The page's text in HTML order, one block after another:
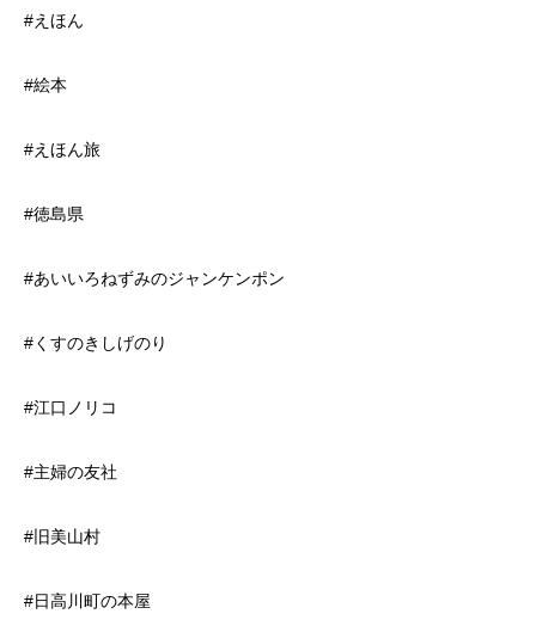
#えほん
#絵本
#えほん旅
#徳島県
#あいいろねずみのジャンケンポン
#くすのきしげのり
#江口ノリコ
#主婦の友社
#旧美山村
#日高川町の本屋